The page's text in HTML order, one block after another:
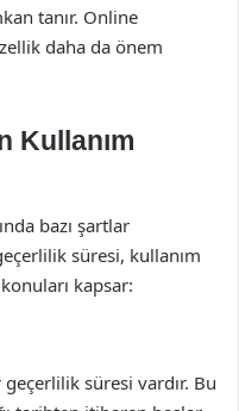
tanır. Online
daha da önem
Kullanım
bazı şartlar
süresi, kullanım
kapsar:
süresi vardır. Bu